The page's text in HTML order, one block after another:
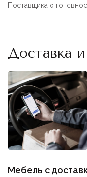
Поставщика о
Доставка и
Мебель с